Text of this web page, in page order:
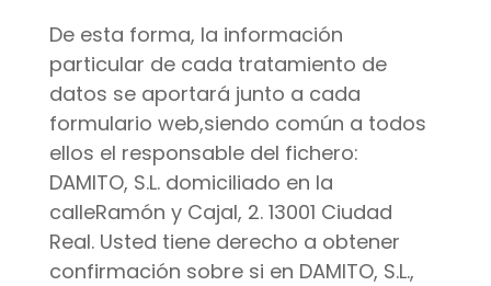
De esta forma, la información
particular de cada tratamiento de
datos se aportará junto a cada
formulario web,siendo común a todos
ellos el responsable del fichero:
DAMITO, S.L. domiciliado en la
calleRamón y Cajal, 2. 13001 Ciudad
Real. Usted tiene derecho a obtener
confirmación sobre si en DAMITO, S.L.,